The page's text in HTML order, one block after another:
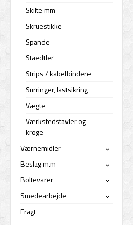
Skilte mm
Skruestikke
Spande
Staedtler
Strips / kabelbindere
Surringer, lastsikring
Vægte
Værkstedstavler og
kroge
Værnemidler
›
Beslag m.m ›
Boltevarer ›
Smedearbejde ›
Fragt